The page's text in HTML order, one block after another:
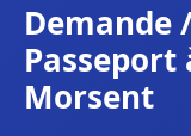
Demande
Passeport
Morsent